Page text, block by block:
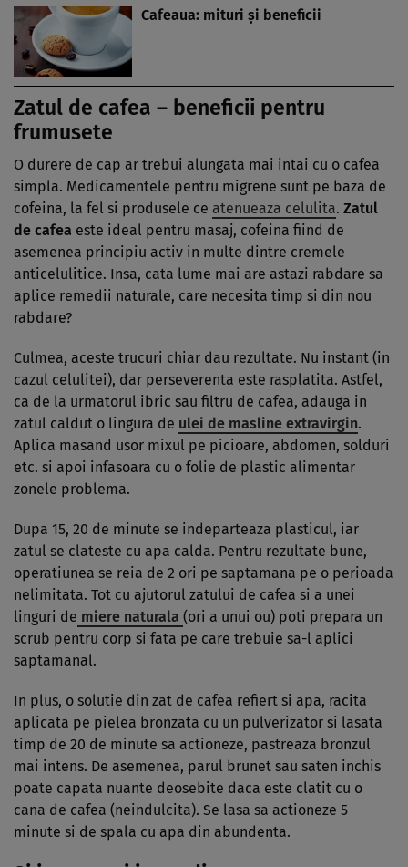
Cafeaua: mituri şi beneficii
Zatul de cafea – beneficii pentru
frumusete
O durere de cap ar trebui alungata mai intai cu o cafea
simpla. Medicamentele pentru migrene sunt pe baza de
cofeina, la fel si produsele ce atenueaza celulita. Zatul
de cafea este ideal pentru masaj, cofeina fiind de
asemenea principiu activ in multe dintre cremele
anticelulitice. Insa, cata lume mai are astazi rabdare sa
aplice remedii naturale, care necesita timp si din nou
rabdare?
Culmea, aceste trucuri chiar dau rezultate. Nu instant (in
cazul celulitei), dar perseverenta este rasplatita. Astfel,
ca de la urmatorul ibric sau filtru de cafea, adauga in
zatul caldut o lingura de ulei de masline extravirgin.
Aplica masand usor mixul pe picioare, abdomen, solduri
etc. si apoi infasoara cu o folie de plastic alimentar
zonele problema.
Dupa 15, 20 de minute se indeparteaza plasticul, iar
zatul se clateste cu apa calda. Pentru rezultate bune,
operatiunea se reia de 2 ori pe saptamana pe o perioada
nelimitata. Tot cu ajutorul zatului de cafea si a unei
linguri de miere naturala (ori a unui ou) poti prepara un
scrub pentru corp si fata pe care trebuie sa-l aplici
saptamanal.
In plus, o solutie din zat de cafea refiert si apa, racita
aplicata pe pielea bronzata cu un pulverizator si lasata
timp de 20 de minute sa actioneze, pastreaza bronzul
mai intens. De asemenea, parul brunet sau saten inchis
poate capata nuante deosebite daca este clatit cu o
cana de cafea (neindulcita). Se lasa sa actioneze 5
minute si de spala cu apa din abundenta.